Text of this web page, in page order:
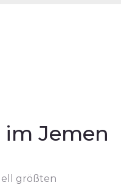
Jemen
größten